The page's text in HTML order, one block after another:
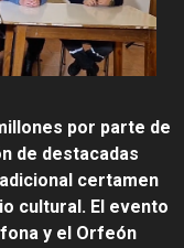
por parte de
de destacadas
certamen
cultural. El evento
y el Orfeón